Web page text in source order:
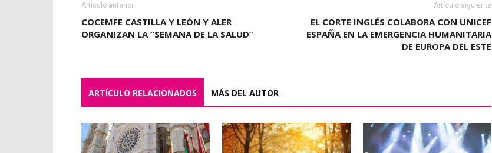
Artículo anterior
COCEMFE CASTILLA Y LEÓN Y ALER
ORGANIZAN LA “SEMANA DE LA SALUD”
Artículo siguiente
EL CORTE INGLÉS COLABORA CON UNICEF
ESPAÑA EN LA EMERGENCIA HUMANITARIA
DE EUROPA DEL ESTE
ARTÍCULO RELACIONADOS MÁS DEL AUTOR